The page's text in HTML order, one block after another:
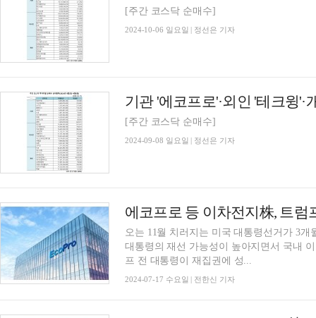
[주간 코스닥 순매수]
2024-10-06 일요일 | 정선은 기자
[주간 코스닥 순매수]
2024-09-08 일요일 | 정선은 기자
오는 11월 치러지는 미국 대통령선거가 3
대통령의 재선 가능성이 높아지면서 국내
프 전 대통령이 재집권에 성...
2024-07-17 수요일 | 전한신 기자